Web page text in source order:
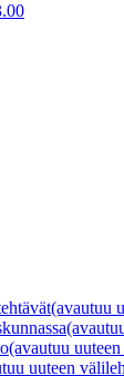
(avautuu
(avautuu
uuteen